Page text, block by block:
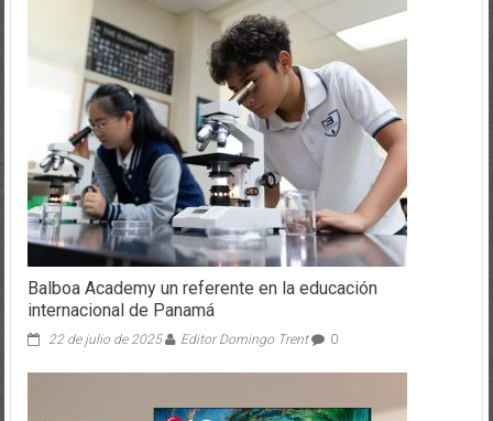
Balboa Academy un referente en la educación
internacional de Panamá
22 de julio de 2025 Editor Domingo Trent 0